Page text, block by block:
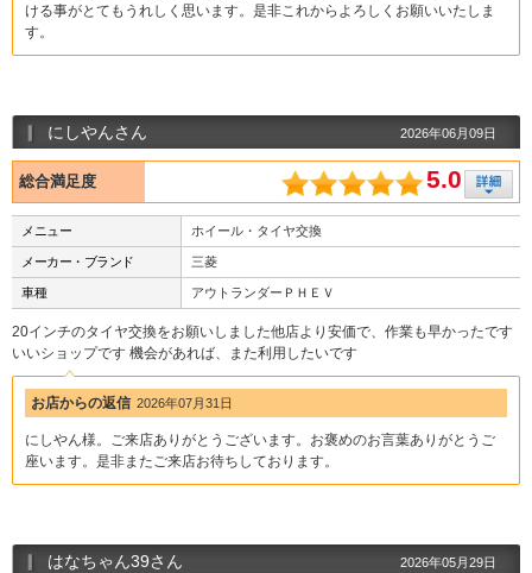
ける事がとてもうれしく思います。是非これからよろしくお願いいたしま
す。
にしやんさん 2026年06月09日
総合満足度 5.0
メニュー ホイール・タイヤ交換
メーカー・ブランド 三菱
車種 アウトランダーＰＨＥＶ
20インチのタイヤ交換をお願いしました他店より安価で、作業も早かったです
いいショップです 機会があれば、また利用したいです
お店からの返信 2026年07月31日
にしやん様。ご来店ありがとうございます。お褒めのお言葉ありがとうご
座います。是非またご来店お待ちしております。
はなちゃん39さん 2026年05月29日